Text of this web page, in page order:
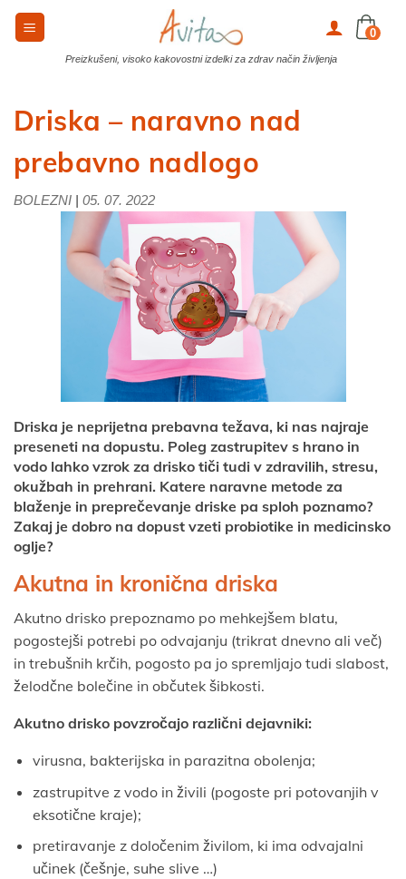
Skoči
Preizkušeni, visoko kakovostni izdelki za zdrav način življenja
0
Driska – naravno nad
prebavno nadlogo
BOLEZNI | 05. 07. 2022
Driska je neprijetna prebavna težava, ki nas najraje
preseneti na dopustu. Poleg zastrupitev s hrano in
vodo lahko vzrok za drisko tiči tudi v zdravilih, stresu,
okužbah in prehrani. Katere naravne metode za
blaženje in preprečevanje driske pa sploh poznamo?
Zakaj je dobro na dopust vzeti probiotike in medicinsko
oglje?
Akutna in kronična driska
Akutno drisko prepoznamo po mehkejšem blatu,
pogostejši potrebi po odvajanju (trikrat dnevno ali več)
in trebušnih krčih, pogosto pa jo spremljajo tudi slabost,
želodčne bolečine in občutek šibkosti.
Akutno drisko povzročajo različni dejavniki:
virusna, bakterijska in parazitna obolenja;
zastrupitve z vodo in živili (pogoste pri potovanjih v
eksotične kraje);
pretiravanje z določenim živilom, ki ima odvajalni
učinek (češnje, suhe slive …)